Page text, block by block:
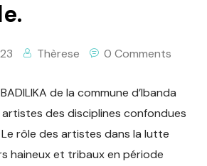
Thèrese 0 Comments
de la commune d’Ibanda
des disciplines confondues
rôle des artistes dans la lutte
haineux et tribaux en période